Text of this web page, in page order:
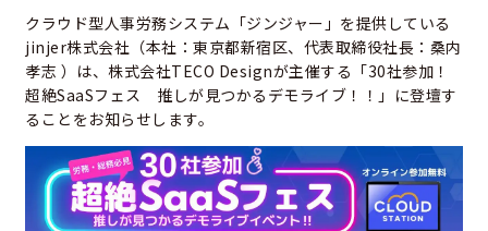
クラウド型人事労務システム「ジンジャー」を提供している
jinjer株式会社（本社：東京都新宿区、代表取締役社長：桑内
孝志 ）は、株式会社TECO Designが主催する「30社参加！
超絶SaaSフェス 推しが見つかるデモライブ！！」に登壇す
ることをお知らせします。